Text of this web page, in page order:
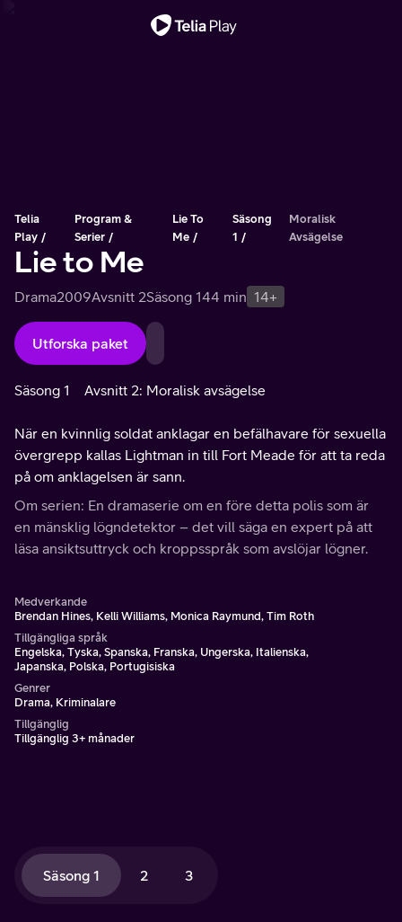
Telia
Play
Program &
Serier
Lie To
Me
Säsong
1
Moralisk
Avsägelse
Lie to Me
Drama2009Avsnitt 2Säsong 144 min 14+
Utforska paket
Säsong 1 Avsnitt 2: Moralisk avsägelse
När en kvinnlig soldat anklagar en befälhavare för sexuella
övergrepp kallas Lightman in till Fort Meade för att ta reda
på om anklagelsen är sann.
Om serien: En dramaserie om en före detta polis som är
en mänsklig lögndetektor – det vill säga en expert på att
läsa ansiktsuttryck och kroppsspråk som avslöjar lögner.
Medverkande
Brendan Hines, Kelli Williams, Monica Raymund, Tim Roth
Tillgängliga språk
Engelska, Tyska, Spanska, Franska, Ungerska, Italienska,
Japanska, Polska, Portugisiska
Genrer
Drama, Kriminalare
Tillgänglig
Tillgänglig 3+ månader
Säsong 1 2 3